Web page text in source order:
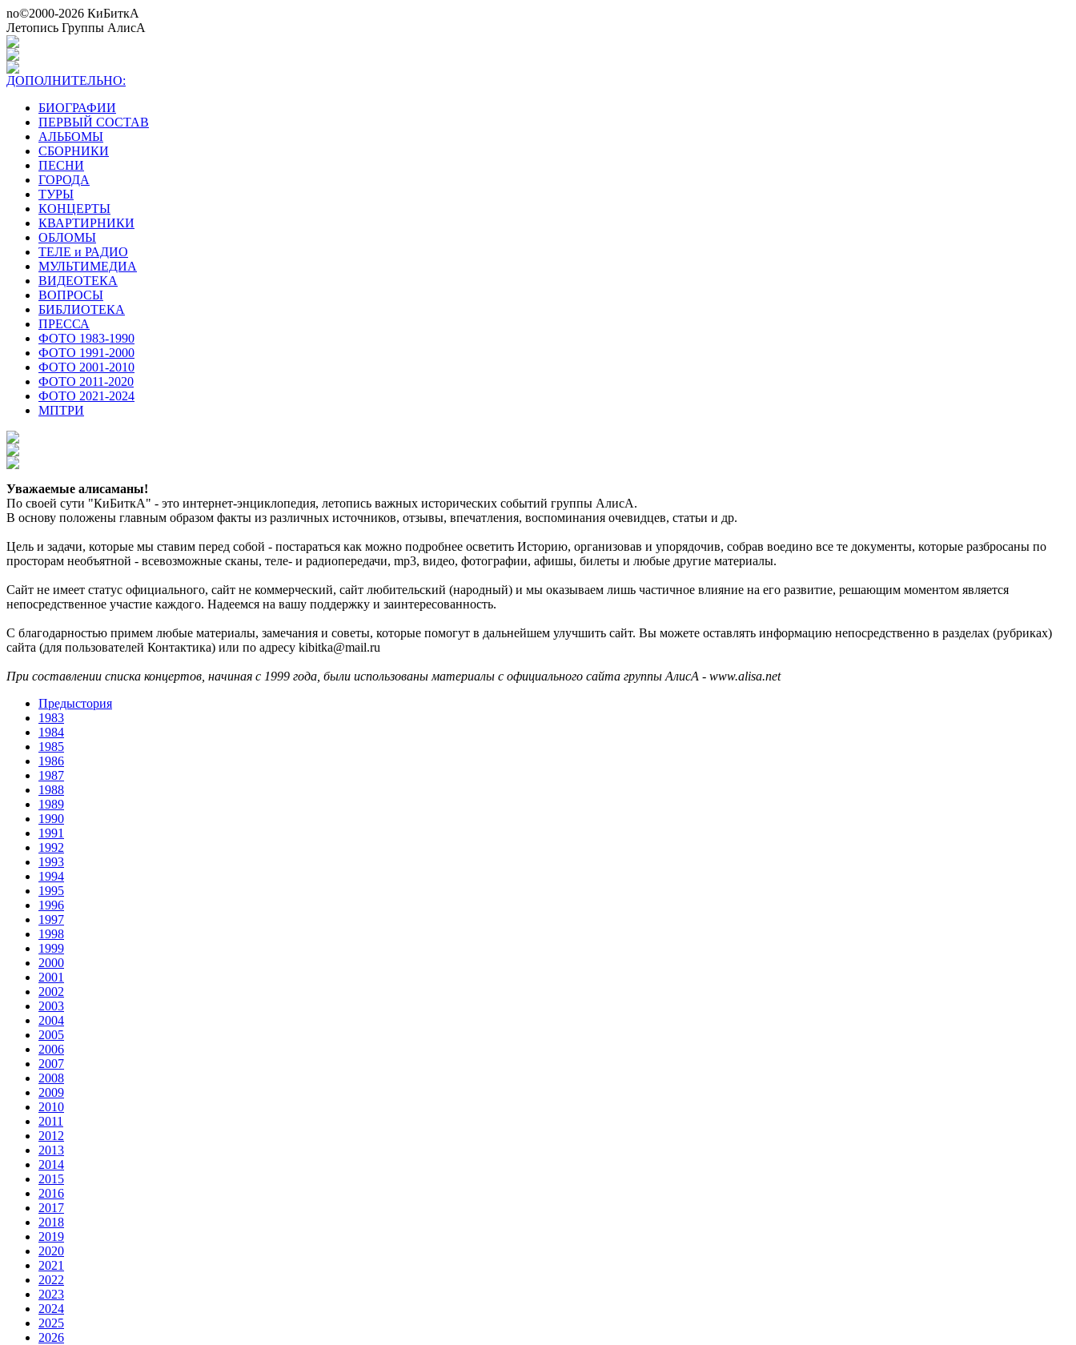
no©2000-2026 КиБиткА
Летопись Группы АлисА
ДОПОЛНИТЕЛЬНО:
БИОГРАФИИ
ПЕРВЫЙ СОСТАВ
АЛЬБОМЫ
СБОРНИКИ
ПЕСНИ
ГОРОДА
ТУРЫ
КОНЦЕРТЫ
КВАРТИРНИКИ
ОБЛОМЫ
ТЕЛЕ и РАДИО
МУЛЬТИМЕДИА
ВИДЕОТЕКА
ВОПРОСЫ
БИБЛИОТЕКА
ПРЕССА
ФОТО 1983-1990
ФОТО 1991-2000
ФОТО 2001-2010
ФОТО 2011-2020
ФОТО 2021-2024
МПТРИ
Уважаемые алисаманы!
По своей сути "КиБиткА" - это интернет-энциклопедия, летопись важных исторических событий группы АлисА.
В основу положены главным образом факты из различных источников, отзывы, впечатления, воспоминания очевидцев, статьи и др.
Цель и задачи, которые мы ставим перед собой - постараться как можно подробнее осветить Историю, организовав и упорядочив, собрав воедино все те документы, которые разбросаны по
просторам необъятной - всевозможные сканы, теле- и радиопередачи, mp3, видео, фотографии, афишы, билеты и любые другие материалы.
Сайт не имеет статус официального, сайт не коммерческий, сайт любительский (народный) и мы оказываем лишь частичное влияние на его развитие, решающим моментом является
непосредственное участие каждого. Надеемся на вашу поддержку и заинтересованность.
С благодарностью примем любые материалы, замечания и советы, которые помогут в дальнейшем улучшить сайт. Вы можете оставлять информацию непосредственно в разделах (рубриках)
сайта (для пользователей Контактика) или по адресу kibitka@mail.ru
При составлении списка концертов, начиная с 1999 года, были использованы материалы с официального сайта группы АлисА - www.alisa.net
Предыстория
1983
1984
1985
1986
1987
1988
1989
1990
1991
1992
1993
1994
1995
1996
1997
1998
1999
2000
2001
2002
2003
2004
2005
2006
2007
2008
2009
2010
2011
2012
2013
2014
2015
2016
2017
2018
2019
2020
2021
2022
2023
2024
2025
2026